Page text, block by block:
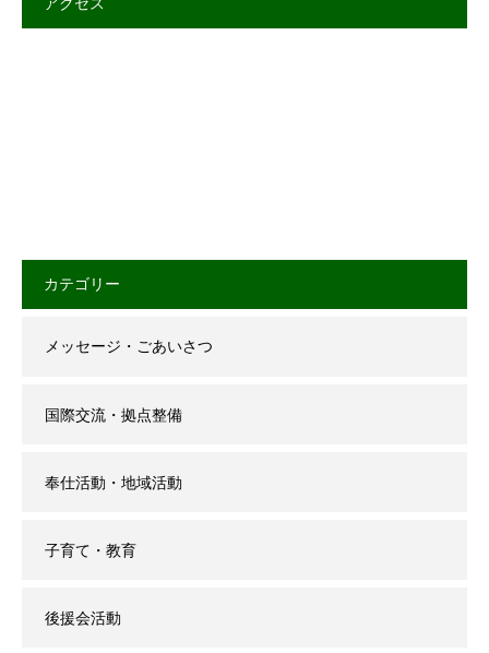
カテゴリー
メッセージ・ごあいさつ
国際交流・拠点整備
奉仕活動・地域活動
子育て・教育
後援会活動